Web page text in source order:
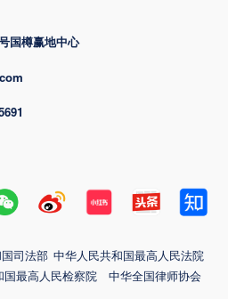
国樽赢地中心
司法部 中华人民共和国最高人民法院
国最高人民检察院
中华全国律师协会